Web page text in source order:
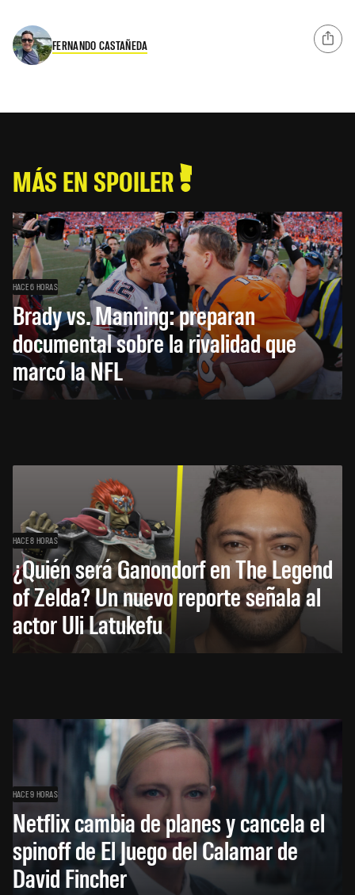
FERNANDO CASTAÑEDA
MÁS EN SPOILER
HACE 6 HORAS
Brady vs. Manning: preparan
documental sobre la rivalidad que
marcó la NFL
HACE 8 HORAS
¿Quién será Ganondorf en The Legend
of Zelda? Un nuevo reporte señala al
actor Uli Latukefu
HACE 9 HORAS
Netflix cambia de planes y cancela el
spinoff de El Juego del Calamar de
David Fincher